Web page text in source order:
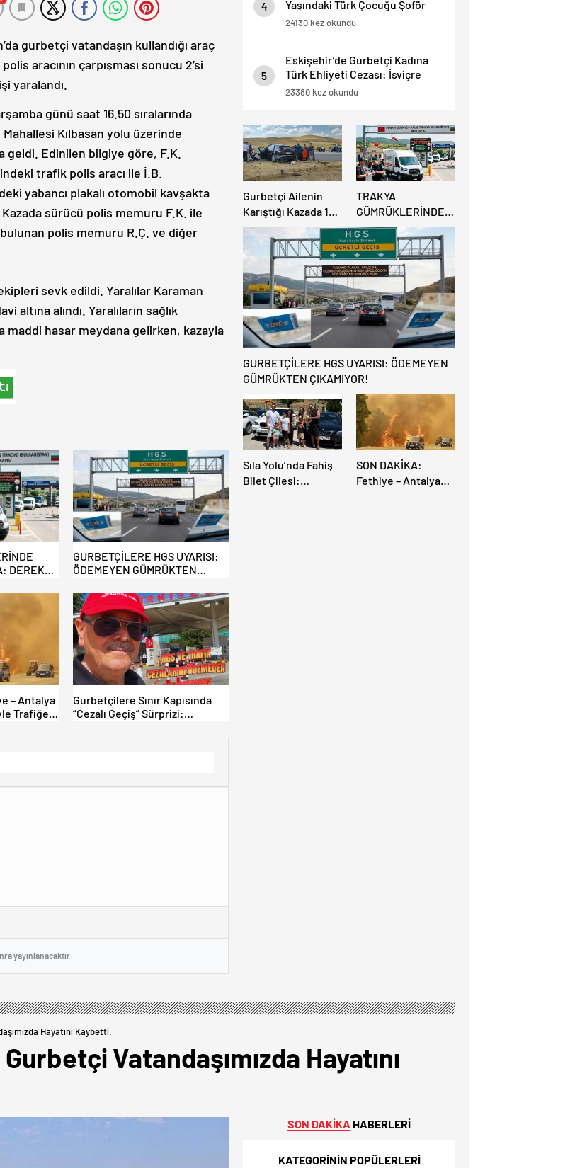
gurbetçi vatandaşın kullandığı araç
aracının çarpışması sonucu 2’si
yaralandı.
günü saat 16.50 sıralarında
Kılbasan yolu üzerinde
geldi. Edinilen bilgiye göre, F.K.
trafik polis aracı ile İ.B.
yabancı plakalı otomobil kavşakta
Kazada sürücü polis memuru F.K. ile
bulunan polis memuru R.Ç. ve diğer
sevk edildi. Yaralılar Karaman
altına alındı. Yaralıların sağlık
maddi hasar meydana gelirken, kazayla
DEREKÖY
GURBETÇİLERE HGS UYARISI:
ÖDEMEYEN GÜMRÜKTEN
– Antalya
Trafiğe
Gurbetçilere Sınır Kapısında
“Cezalı Geçiş” Sürprizi:
yayınlanacaktır.
4
Yaşındaki Türk Çocuğu Şoför
Hayatını Kaybetti, 3 Yaralı.
24130 kez okundu
5
Eskişehir’de Gurbetçi Kadına
Türk Ehliyeti Cezası: İsviçre
Ehliyeti Kabul Edilmedi.
23380 kez okundu
Gurbetçi Ailenin
Karıştığı Kazada 1
Kişi Hayatını
Kaybederken, 7 kişi
Yaralandı.
TRAKYA
GÜMRÜKLERİNDE
BÜYÜK
RAHATLAMA:
DEREKÖY HAFİF
TİCARİ ARAÇLARA
AÇILIYOR!
GURBETÇİLERE HGS UYARISI: ÖDEMEYEN
GÜMRÜKTEN ÇIKAMIYOR!
Sıla Yolu’nda Fahiş
Bilet Çilesi:
SON DAKİKA:
Fethiye – Antalya
Hayatını Kaybetti.
Vatandaşımızda Hayatını
SON DAKİKA HABERLERİ
KATEGORİNİN POPÜLERLERİ